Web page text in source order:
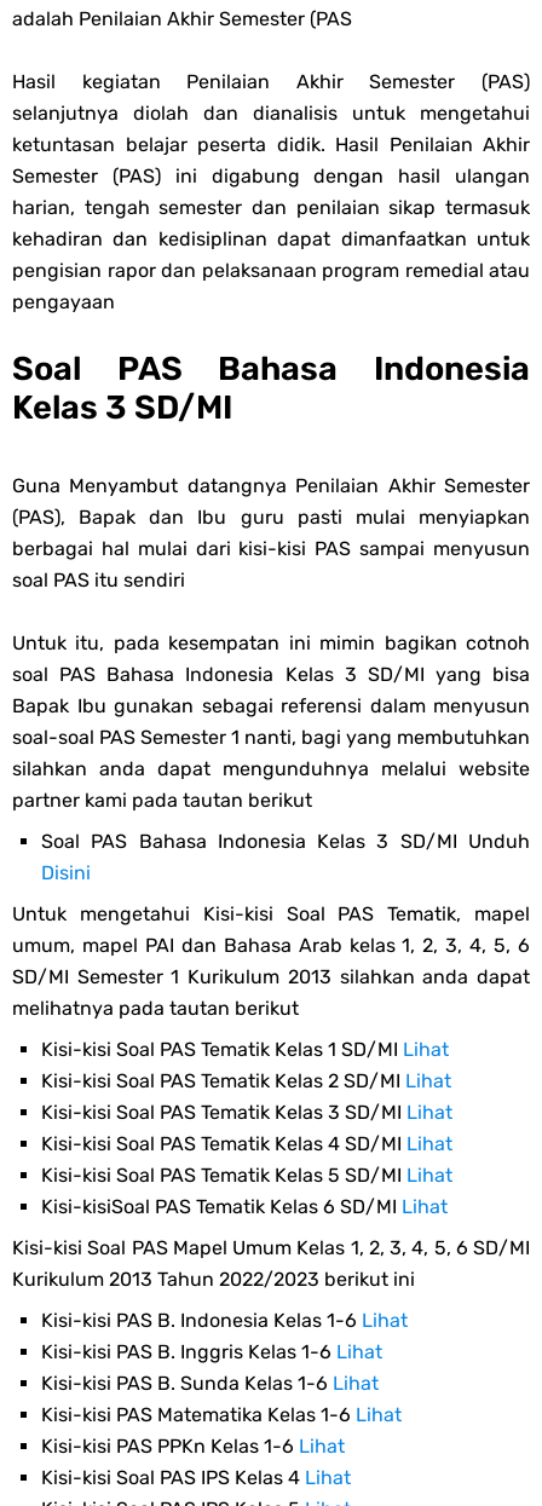
Dan MA Tahun 2026
Friday, 7 August
adalah Penilaian Akhir Semester (PAS
Hasil kegiatan Penilaian Akhir Semester (PAS)
selanjutnya diolah dan dianalisis untuk menge­tahui
ketuntasan belajar peserta didik. Hasil Penilaian Akhir
Semester (PAS) ini digabung dengan hasil ulangan
harian, tengah semester dan penilaian sikap termasuk
kehadiran dan kedisiplinan dapat dimanfaatkan untuk
pengisian rapor dan pelaksanaan program remedial atau
pengayaan
Soal PAS Bahasa Indonesia
Kelas 3 SD/MI
Guna Menyambut datangnya Penilaian Akhir Semester
(PAS), Bapak dan Ibu guru pasti mulai menyiapkan
berbagai hal mulai dari kisi-kisi PAS sampai menyusun
soal PAS itu sendiri
Untuk itu, pada kesempatan ini mimin bagikan cotnoh
soal PAS Bahasa Indonesia Kelas 3 SD/MI yang bisa
Bapak Ibu gunakan sebagai referensi dalam menyusun
soal-soal PAS Semester 1 nanti, bagi yang membutuhkan
silahkan anda dapat mengunduhnya melalui website
partner kami pada tautan berikut
Soal PAS Bahasa Indonesia Kelas 3 SD/MI Unduh
Disini
Untuk mengetahui Kisi-kisi Soal PAS Tematik, mapel
umum, mapel PAI dan Bahasa Arab kelas 1, 2, 3, 4, 5, 6
SD/MI Semester 1 Kurikulum 2013 silahkan anda dapat
melihatnya pada tautan berikut
Kisi-kisi Soal PAS Tematik Kelas 1 SD/MI Lihat
Kisi-kisi Soal PAS Tematik Kelas 2 SD/MI Lihat
Kisi-kisi Soal PAS Tematik Kelas 3 SD/MI Lihat
Kisi-kisi Soal PAS Tematik Kelas 4 SD/MI Lihat
Kisi-kisi Soal PAS Tematik Kelas 5 SD/MI Lihat
Kisi-kisiSoal PAS Tematik Kelas 6 SD/MI Lihat
Kisi-kisi Soal PAS Mapel Umum Kelas 1, 2, 3, 4, 5, 6 SD/MI
Kurikulum 2013 Tahun 2022/2023 berikut ini
Kisi-kisi PAS B. Indonesia Kelas 1-6 Lihat
Kisi-kisi PAS B. Inggris Kelas 1-6 Lihat
Kisi-kisi PAS B. Sunda Kelas 1-6 Lihat
Kisi-kisi PAS Matematika Kelas 1-6 Lihat
Kisi-kisi PAS PPKn Kelas 1-6 Lihat
Kisi-kisi Soal PAS IPS Kelas 4 Lihat